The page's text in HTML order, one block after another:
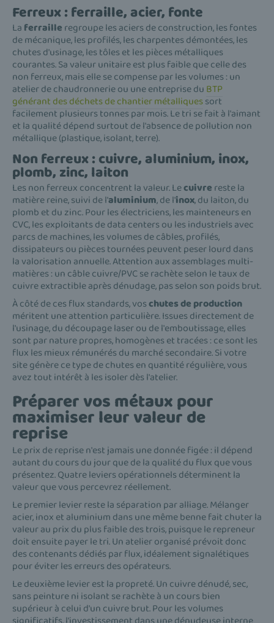
Ferreux : ferraille, acier, fonte
La ferraille regroupe les aciers de construction, les fontes
de mécanique, les profilés, les charpentes démontées, les
chutes d'usinage, les tôles et les pièces métalliques
courantes. Sa valeur unitaire est plus faible que celle des
non ferreux, mais elle se compense par les volumes : un
atelier de chaudronnerie ou une entreprise du BTP
générant des déchets de chantier métalliquessort
facilement plusieurs tonnes par mois. Le tri se fait à l'aimant
et la qualité dépend surtout de l'absence de pollution non
métallique (plastique, isolant, terre).
Non ferreux : cuivre, aluminium, inox,
plomb, zinc, laiton
Les non ferreux concentrent la valeur. Lecuivre reste la
matière reine, suivi de l'aluminium, de l'inox, du laiton, du
plomb et du zinc. Pour les électriciens, les mainteneurs en
CVC, les exploitants de data centers ou les industriels avec
parcs de machines, les volumes de câbles, profilés,
dissipateurs ou pièces tournées peuvent peser lourd dans
la valorisation annuelle. Attention aux assemblages multi-
matières : un câble cuivre/PVC se rachète selon le taux de
cuivre extractible après dénudage, pas selon son poids brut.
À côté de ces flux standards, voschutes de production
méritent une attention particulière. Issues directement de
l'usinage, du découpage laser ou de l'emboutissage, elles
sont par nature propres, homogènes et tracées : ce sont les
flux les mieux rémunérés du marché secondaire. Si votre
site génère ce type de chutes en quantité régulière, vous
avez tout intérêt à les isoler dès l'atelier.
Préparer vos métaux pour
maximiser leur valeur de
reprise
Le prix de reprise n'est jamais une donnée figée : il dépend
autant du cours du jour que de la qualité du flux que vous
présentez. Quatre leviers opérationnels déterminent la
valeur que vous percevrez réellement.
Le premier levier reste la séparation par alliage. Mélanger
acier, inox et aluminium dans une même benne fait chuter la
valeur au prix du plus faible des trois, puisque le repreneur
doit ensuite payer le tri. Un atelier organisé prévoit donc
des contenants dédiés par flux, idéalement signalétiques
pour éviter les erreurs des opérateurs.
Le deuxième levier est la propreté. Un cuivre dénudé, sec,
sans peinture ni isolant se rachète à un cours bien
supérieur à celui d'un cuivre brut. Pour les volumes